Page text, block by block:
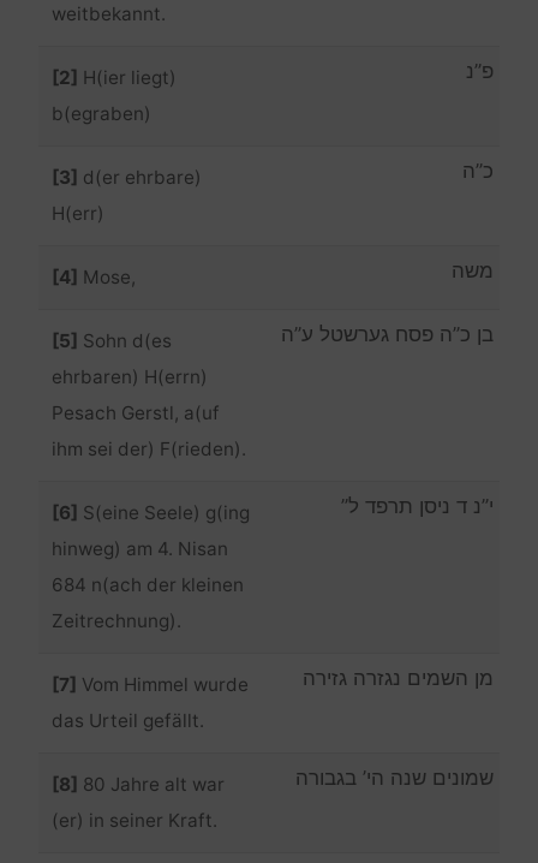
weitbekannt.
[2] H(ier liegt)
b(egraben)
פ”נ
[3] d(er ehrbare)
H(err)
כ”ה
[4] Mose, משה
[5] Sohn d(es
ehrbaren) H(errn)
Pesach Gerstl, a(uf
ihm sei der) F(rieden).
בן כ”ה פסח גערשטל ע”ה
[6] S(eine Seele) g(ing
hinweg) am 4. Nisan
684 n(ach der kleinen
Zeitrechnung).
י”נ ד ניסן תרפד ל”
[7] Vom Himmel wurde
das Urteil gefällt.
מן השמים נגזרה גזירה
[8] 80 Jahre alt war
(er) in seiner Kraft.
שמונים שנה הי’ בגבורה